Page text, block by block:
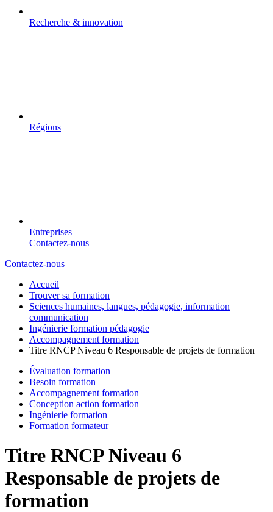
Recherche & innovation
Régions
Entreprises
Contactez-nous
Contactez-nous
Accueil
Trouver sa formation
Sciences humaines, langues, pédagogie, information
communication
Ingénierie formation pédagogie
Accompagnement formation
Titre RNCP Niveau 6 Responsable de projets de formation
Évaluation formation
Besoin formation
Accompagnement formation
Conception action formation
Ingénierie formation
Formation formateur
Titre RNCP Niveau 6
Responsable de projets de
formation